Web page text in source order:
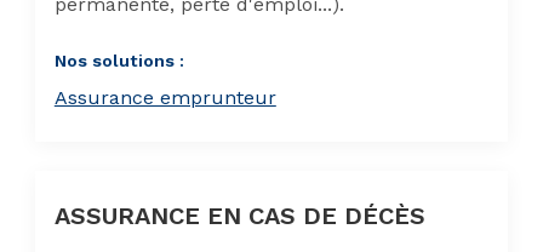
Nos solutions :
Assurance emprunteur
ASSURANCE EN CAS DE DÉCÈS